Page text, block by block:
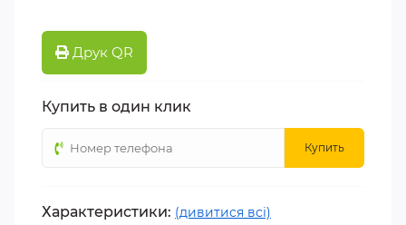
Друк QR
Купить в один клик
Купить
Характеристики: (дивитися всі)